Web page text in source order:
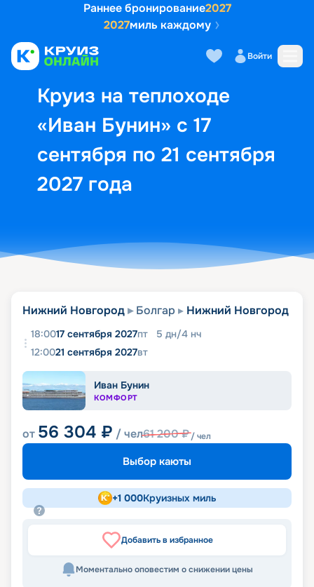
Раннее бронирование2027
2027миль каждому
Войти
Круиз на теплоходе
«Иван Бунин» с 17
сентября по 21 сентября
2027 года
Выбор кают Маршрут и
Нижний Новгород Болгар Нижний Новгород
18:0017 сентября 2027пт 5 дн/4 нч
12:0021 сентября 2027вт
Иван Бунин
КОМФОРТ
от 56 304 ₽ / чел61 200₽/ чел
Выбор каюты
+1 000Круизных миль
Добавить в избранное
Моментально оповестим о снижении цены